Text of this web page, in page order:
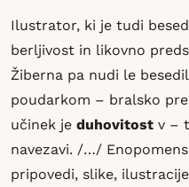
Ilustrator, ki je tudi
berljivost in likovno
Žiberna pa nudi le
poudarkom – bralsko
učinek je duhovitost v –
navezavi. /…/
pripovedi, slike,